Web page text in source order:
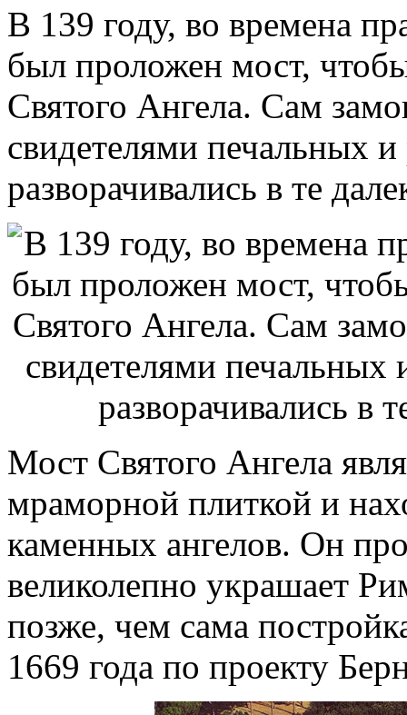
В 139 году, во времена
был проложен мост,
Святого Ангела. Сам
свидетелями печальных
разворачивались в те
Мост Святого Ангела
мраморной плиткой и
каменных ангелов. Он
великолепно украшает
позже, чем сама
1669 года по проекту